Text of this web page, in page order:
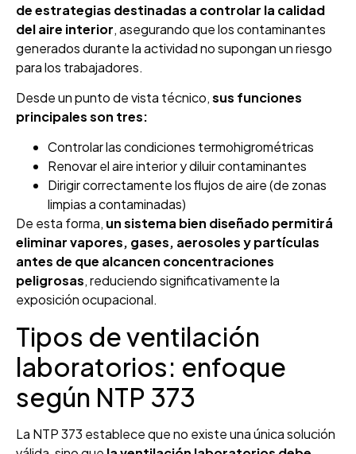
de estrategias destinadas a controlar la calidad
del aire interior, asegurando que los contaminantes
generados durante la actividad no supongan un riesgo
para los trabajadores.
Desde un punto de vista técnico,sus funciones
principales son tres:
Controlar las condiciones termohigrométricas
Renovar el aire interior y diluir contaminantes
Dirigir correctamente los flujos de aire (de zonas
limpias a contaminadas)
De esta forma, un sistema bien diseñado permitirá
eliminar vapores, gases, aerosoles y partículas
antes de que alcancen concentraciones
peligrosas, reduciendo significativamente la
exposición ocupacional.
Tipos de ventilación
laboratorios: enfoque
según NTP 373
La NTP 373 establece que no existe una única solución